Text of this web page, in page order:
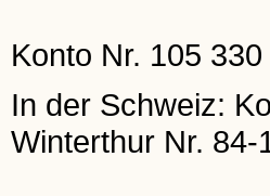
Konto Nr. 105
In der Schweiz:
Winterthur Nr. 84-